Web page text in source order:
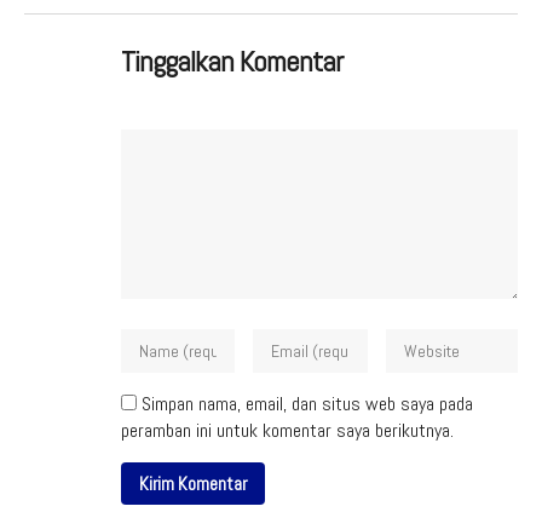
Tinggalkan Komentar
Simpan nama, email, dan situs web saya pada
peramban ini untuk komentar saya berikutnya.